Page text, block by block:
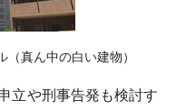
真ん中の白い建物）
立や刑事告発も検討す